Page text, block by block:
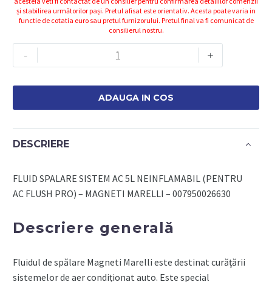
și stabilirea următorilor pași. Pretul afisat este orientativ. Acesta poate varia in
functie de cotatia euro sau pretul furnizorului. Pretul final va fi comunicat de
consilierul nostru.
-
Cantitate
007950026630
SPALARE
SISTEM
AC
L
NEINFLAMABIL
MARELLI
+
ADAUGA IN COS
DESCRIERE
FLUID SPALARE SISTEM AC 5L NEINFLAMABIL (PENTRU
AC FLUSH PRO) – MAGNETI MARELLI – 007950026630
Descriere generală
Fluidul de spălare Magneti Marelli este destinat curățării
sistemelor de aer condiționat auto. Este special